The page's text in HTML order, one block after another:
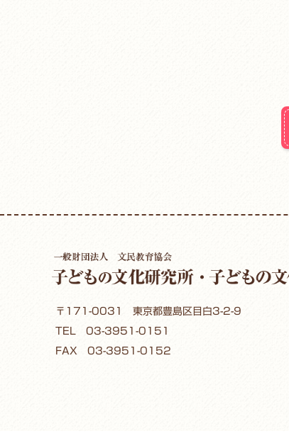
〒171-0031 東京都豊島区目白3-2-9
TEL 03-3951-0151
FAX 03-3951-0152